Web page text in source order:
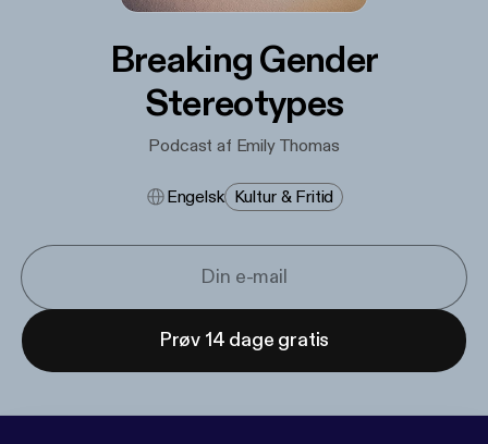
Breaking Gender
Stereotypes
Podcast af Emily Thomas
Engelsk Kultur & Fritid
Prøv 14 dage gratis